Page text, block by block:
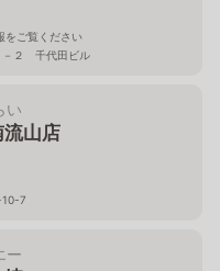
をご覧ください
－２ 千代田ビル
い
流山店
10-7
ー